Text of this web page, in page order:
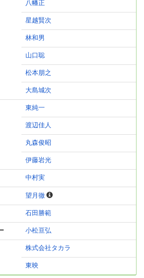
八幡正
星越賢次
林和男
山口聡
松本朋之
大島城次
東純一
渡辺佳人
丸森俊昭
伊藤岩光
中村実
望月徹
石田勝範
小松亘弘
株式会社タカラ
東映